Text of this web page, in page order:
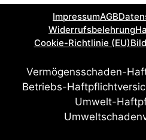
ImpressumAGB
Widerrufsbelehrung
Cookie-Richtlinie (EU)
Vermögensschaden-
Betriebs-
Umwelt-